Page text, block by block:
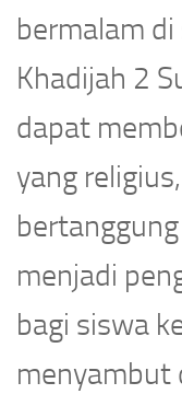
bermalam di
Khadijah 2
dapat
yang
menjadi
bagi siswa
menyambut